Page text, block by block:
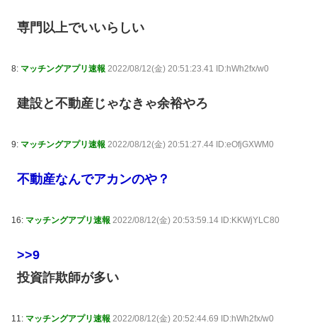
専門以上でいいらしい
8: マッチングアプリ速報 2022/08/12(金) 20:51:23.41 ID:hWh2fx/w0
建設と不動産じゃなきゃ余裕やろ
9: マッチングアプリ速報 2022/08/12(金) 20:51:27.44 ID:eOfjGXWM0
不動産なんでアカンのや？
16: マッチングアプリ速報 2022/08/12(金) 20:53:59.14 ID:KKWjYLC80
>>9
投資詐欺師が多い
11: マッチングアプリ速報 2022/08/12(金) 20:52:44.69 ID:hWh2fx/w0